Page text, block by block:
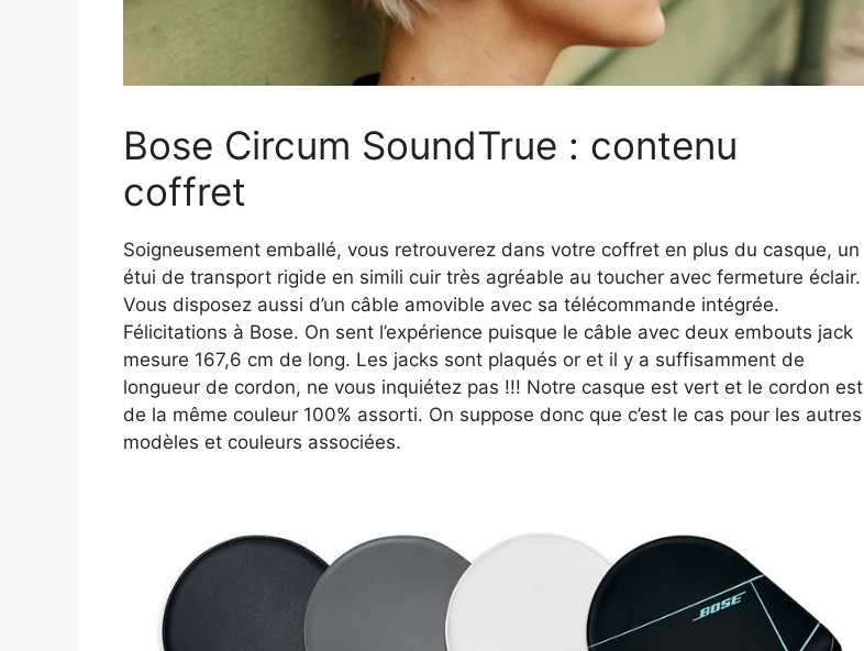
Bose Circum SoundTrue : contenu
coffret
Soigneusement emballé, vous retrouverez dans votre coffret en plus du casque, un
étui de transport rigide en simili cuir très agréable au toucher avec fermeture éclair.
Vous disposez aussi d’un câble amovible avec sa télécommande intégrée.
Félicitations à Bose. On sent l’expérience puisque le câble avec deux embouts jack
mesure 167,6 cm de long. Les jacks sont plaqués or et il y a suffisamment de
longueur de cordon, ne vous inquiétez pas !!! Notre casque est vert et le cordon est
de la même couleur 100% assorti. On suppose donc que c’est le cas pour les autres
modèles et couleurs associées.